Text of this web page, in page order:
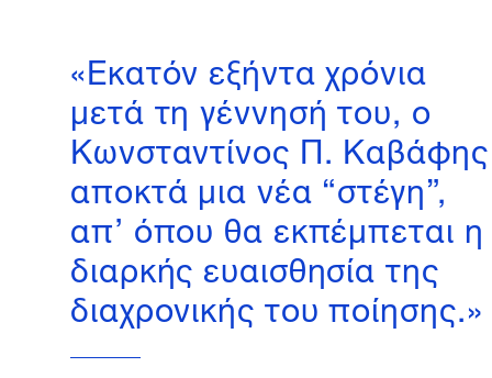
«Εκατόν εξήντα χρόνια
μετά τη γέννησή του, ο
Κωνσταντίνος Π. Καβάφης
αποκτά μια νέα “στέγη”,
απ’ όπου θα εκπέμπεται η
διαρκής ευαισθησία της
διαχρονικής του ποίησης.»